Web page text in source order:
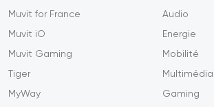
Muvit for France
Muvit iO
Muvit Gaming
Tiger
MyWay
Audio
Energie
Mobilité
Multimédia
Gaming